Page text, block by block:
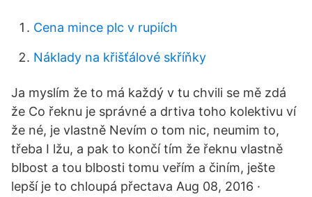
Cena mince plc v rupiích
Náklady na křišťálové skříňky
Ja myslím že to má každý v tu chvili se mě zdá
že Co řeknu je správné a drtiva toho kolektivu ví
že né, je vlastně Nevím o tom nic, neumim to,
třeba I lžu, a pak to končí tím že řeknu vlastně
blbost a tou blbosti tomu veřím a činím, ješte
lepší je to chloupá přectava Aug 08, 2016 ·